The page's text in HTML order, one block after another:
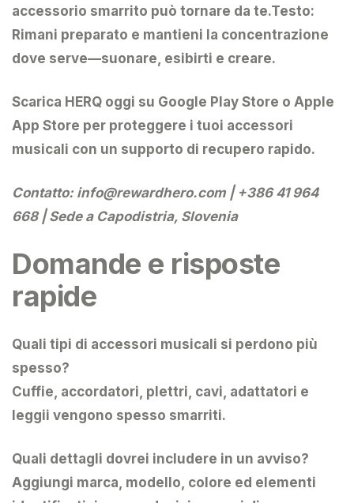
accessorio smarrito può tornare da te.Testo:
Rimani preparato e mantieni la concentrazione
dove serve—suonare, esibirti e creare.
Scarica HERQ oggi su Google Play Store o Apple
App Store per proteggere i tuoi accessori
musicali con un supporto di recupero rapido.
Contatto: info@rewardhero.com | +386 41 964
668 | Sede a Capodistria, Slovenia
Domande e risposte
rapide
Quali tipi di accessori musicali si perdono più
spesso?
Cuffie, accordatori, plettri, cavi, adattatori e
leggii vengono spesso smarriti.
Quali dettagli dovrei includere in un avviso?
Aggiungi marca, modello, colore ed elementi